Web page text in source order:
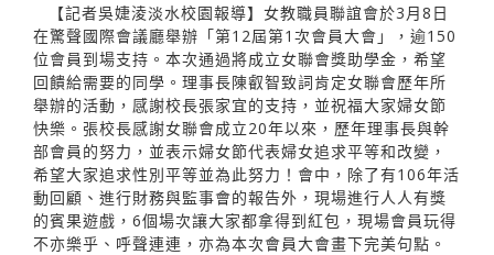
【記者吳婕淩淡水校園報導】女教職員聯誼會於3月8日
在驚聲國際會議廳舉辦「第12屆第1次會員大會」，逾150
位會員到場支持。本次通過將成立女聯會獎助學金，希望
回饋給需要的同學。理事長陳叡智致詞肯定女聯會歷年所
舉辦的活動，感謝校長張家宜的支持，並祝福大家婦女節
快樂。張校長感謝女聯會成立20年以來，歷年理事長與幹
部會員的努力，並表示婦女節代表婦女追求平等和改變，
希望大家追求性別平等並為此努力！會中，除了有106年活
動回顧、進行財務與監事會的報告外，現場進行人人有獎
的賓果遊戲，6個場次讓大家都拿得到紅包，現場會員玩得
不亦樂乎、呼聲連連，亦為本次會員大會畫下完美句點。